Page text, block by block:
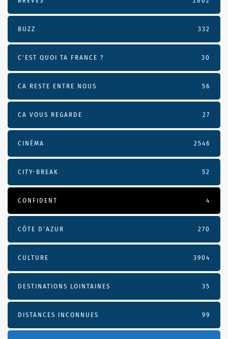
BUZZ 332
C'EST QUOI TA FRANCE ? 30
CA RESTE ENTRE NOUS 56
CA VOUS REGARDE 27
CINÉMA 2546
CITY-BREAK 52
CONFIDENT 4
CÔTE D’AZUR 270
CULTURE 3904
DESTINATIONS LOINTAINES 35
DISTANCES INCONNUES 99